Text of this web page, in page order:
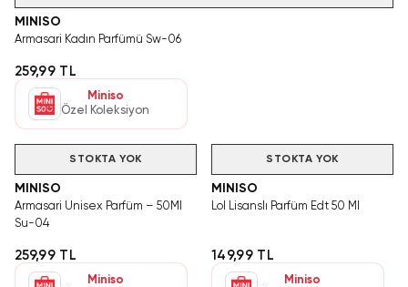
MINISO
Armasari Kadın Parfümü Sw-06
259,99 TL
Miniso
Özel Koleksiyon
STOKTA YOK
MINISO
Armasari Unisex Parfüm – 50Ml
Su-04
259,99 TL
Miniso
STOKTA YOK
MINISO
Lol Lisanslı Parfüm Edt 50 Ml
149,99 TL
Miniso